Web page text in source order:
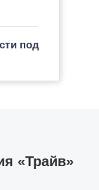
под
«Трайв»